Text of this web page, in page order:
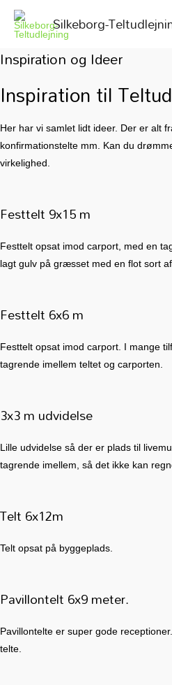
Silkeborg-
Inspiration og Ideer
Inspiration til
Her har vi samlet lidt ideer. Der er alt
konfirmationstelte mm. Kan du
virkelighed.
Festtelt 9x15 m
Festtelt opsat imod carport, med en
lagt gulv på græsset med en flot sort
Festtelt 6x6 m
Festtelt opsat imod carport. I mange
tagrende imellem teltet og carporten.
3x3 m udvidelse
Lille udvidelse så der er plads til
tagrende imellem, så det ikke kan
Telt 6x12m
Telt opsat på byggeplads.
Pavillontelt 6x9 meter.
Pavillontelte er super gode
telte.